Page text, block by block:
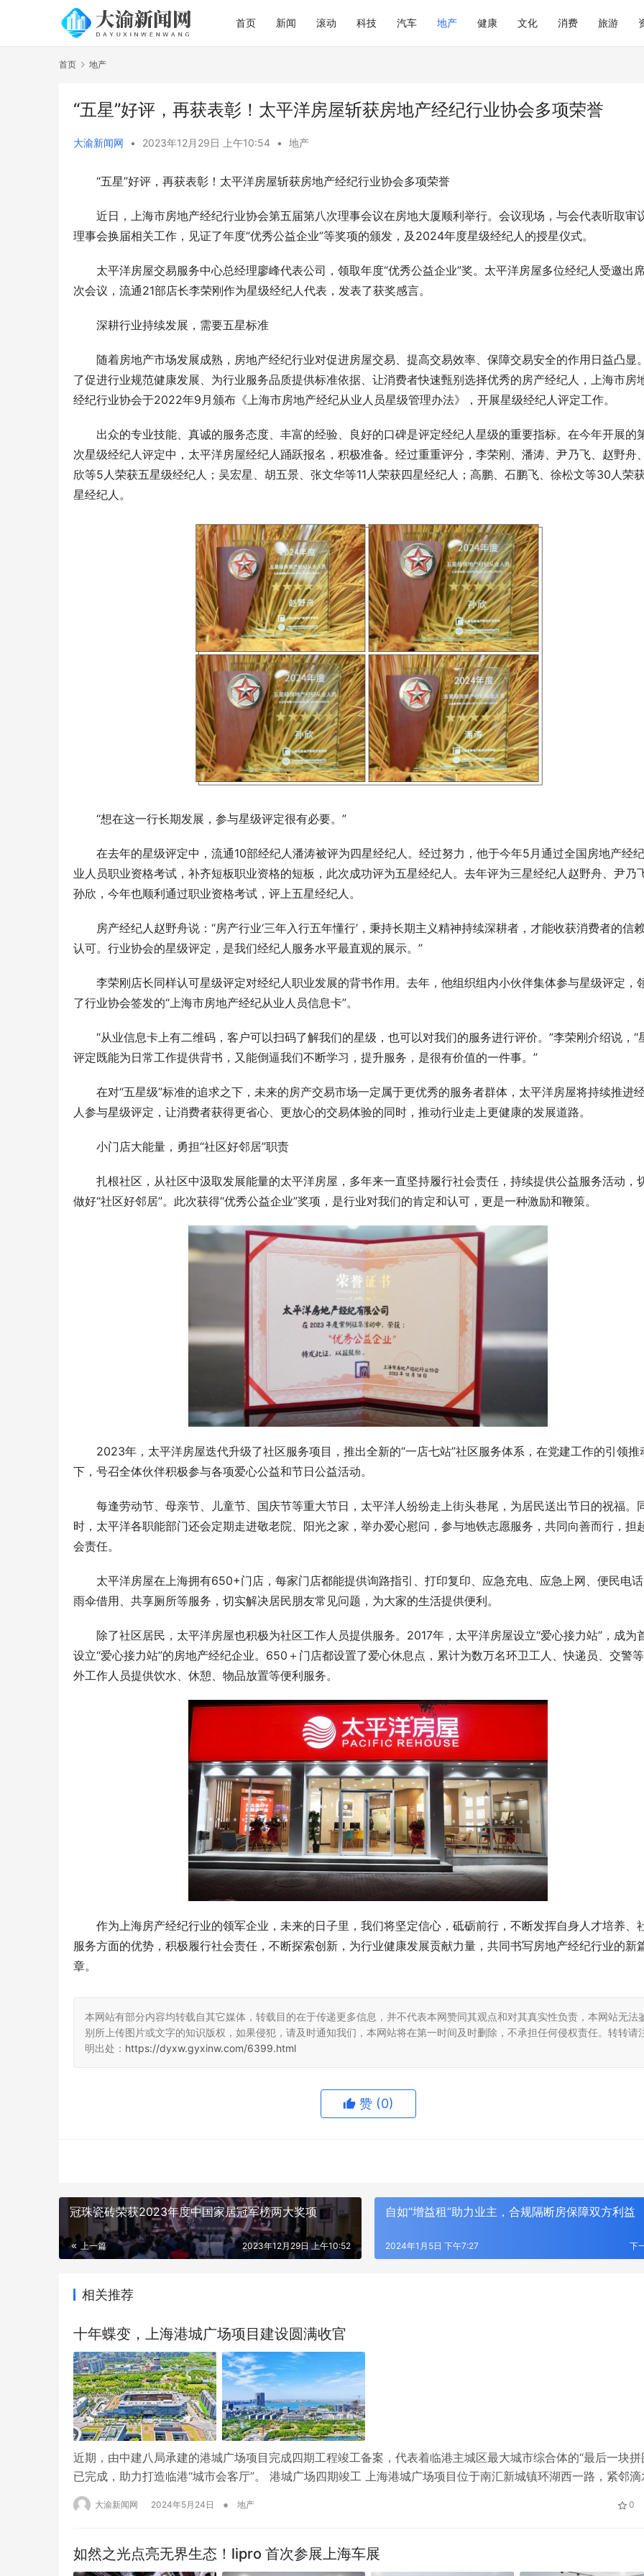
首页 新闻 滚动 科技 汽车 地产 健康 文化 消费 旅游
首页 地产
“五星”好评，再获表彰！太平洋房屋斩获房地产经纪行业协会多项荣誉
大渝新闻网 • 2023年12月29日 上午10:54 • 地产
“五星”好评，再获表彰！太平洋房屋斩获房地产经纪行业协会多项荣誉
近日，上海市房地产经纪行业协会第五届第八次理事会议在房地大厦顺利举行。会议现场，与会代表听取审
理事会换届相关工作，见证了年度“优秀公益企业”等奖项的颁发，及2024年度星级经纪人的授星仪式。
太平洋房屋交易服务中心总经理廖峰代表公司，领取年度“优秀公益企业”奖。太平洋房屋多位经纪人受邀出
次会议，流通21部店长李荣刚作为星级经纪人代表，发表了获奖感言。
深耕行业持续发展，需要五星标准
随着房地产市场发展成熟，房地产经纪行业对促进房屋交易、提高交易效率、保障交易安全的作用日益凸显
了促进行业规范健康发展、为行业服务品质提供标准依据、让消费者快速甄别选择优秀的房产经纪人，上海市房
经纪行业协会于2022年9月颁布《上海市房地产经纪从业人员星级管理办法》，开展星级经纪人评定工作。
出众的专业技能、真诚的服务态度、丰富的经验、良好的口碑是评定经纪人星级的重要指标。在今年开展的
次星级经纪人评定中，太平洋房屋经纪人踊跃报名，积极准备。经过重重评分，李荣刚、潘涛、尹乃飞、赵野舟
欣等5人荣获五星级经纪人；吴宏星、胡五景、张文华等11人荣获四星经纪人；高鹏、石鹏飞、徐松文等30人荣
星经纪人。
“想在这一行长期发展，参与星级评定很有必要。”
在去年的星级评定中，流通10部经纪人潘涛被评为四星经纪人。经过努力，他于今年5月通过全国房地产经
业人员职业资格考试，补齐短板职业资格的短板，此次成功评为五星经纪人。去年评为三星经纪人赵野舟、尹乃飞
孙欣，今年也顺利通过职业资格考试，评上五星经纪人。
房产经纪人赵野舟说：“房产行业‘三年入行五年懂行’，秉持长期主义精神持续深耕者，才能收获消费者的信
认可。行业协会的星级评定，是我们经纪人服务水平最直观的展示。”
李荣刚店长同样认可星级评定对经纪人职业发展的背书作用。去年，他组织组内小伙伴集体参与星级评定，
了行业协会签发的“上海市房地产经纪从业人员信息卡”。
“从业信息卡上有二维码，客户可以扫码了解我们的星级，也可以对我们的服务进行评价。”李荣刚介绍说，“
评定既能为日常工作提供背书，又能倒逼我们不断学习 ，提升服务，是很有价值的一件事。”
在对“五星级”标准的追求之下，未来的房产交易市场一定属于更优秀的服务者群体，太平洋房屋将持续推进
人参与星级评定，让消费者获得更省心、更放心的交易体验的同时，推动行业走上更健康的发展道路。
小门店大能量，勇担“社区好邻居”职责
扎根社区，从社区中汲取发展能量的太平洋房屋，多年来一直坚持履行社会责任，持续提供公益服务活动，
做好“社区好邻居”。此次获得“优秀公益企业”奖项，是行业对我们的肯定和认可，更是一种激励和鞭策。
2023年，太平洋房屋迭代升级了社区服务项目，推出全新的“一店七站”社区服务体系，在党建工作的引领推
下，号召全体伙伴积极参与各项爱心公益和节日公益活动。
每逢劳动节、母亲节、儿童节、国庆节等重大节日，太平洋人纷纷走上街头巷尾，为居民送出节日的祝福。
时，太平洋各职能部门还会定期走进敬老院、阳光之家，举办爱心慰问，参与地铁志愿服务，共同向善而行，担
会责任。
太平洋房屋在上海拥有650+门店，每家门店都能提供询路指引、打印复印、应急充电、应急上网、便民电话
雨伞借用、共享厕所等服务，切实解决居民朋友常见问题，为大家的生活提供便利。
除了社区居民，太平洋房屋也积极为社区工作人员提供服务。2017年，太平洋房屋设立“爱心接力站”，成为
设立“爱心接力站”的房地产经纪企业。650＋门店都设置了爱心休息点，累计为数万名环卫工人、快递员、交警
外工作人员提供饮水、休憩、物品放置等便利服务。
作为上海房产经纪行业的领军企业，未来的日子里，我们将坚定信心，砥砺前行，不断发挥自身人才培养、
服务方面的优势，积极履行社会责任，不断探索创新，为行业健康发展贡献力量，共同书写房地产经纪行业的新
章。
本网站有部分内容均转载自其它媒体，转载目的在于传递更多信息，并不代表本网赞同其观点和对其真实性负责，本网站无法
别所上传图片或文字的知识版权，如果侵犯，请及时通知我们，本网站将在第一时间及时删除，不承担任何侵权责任。转转请
明出处： https://dyxw.gyxinw.com/6399.html
赞 (0)
冠珠瓷砖荣获2023年度中国家居冠军榜两大奖项
上一篇 2023年12月29日 上午10:52
自如“增益租”助力业主，合规隔断房保障双方利益
下
2024年1月5日 下午7:27
相关推荐
十年蝶变，上海港城广场项目建设圆满收官
近期，由中建八局承建的港城广场项目完成四期工程竣工备案，代表着临港主城区最大城市综合体的“最后一块拼
已完成，助力打造临港“城市会客厅”。 港城广场四期竣工 上海港城广场项目位于南汇新城镇环湖西一路，紧邻滴
湖，总建筑面积约55.8万平方米，集办公、住宅、商业、酒店、文化、教育于一体，是上海临港主城区最大规模
市综合体、上海首个未来示范街区。项目开发共分…
大渝新闻网 2024年5月24日 • 地产 0
如然之光点亮无界生态！lipro 首次参展上海车展